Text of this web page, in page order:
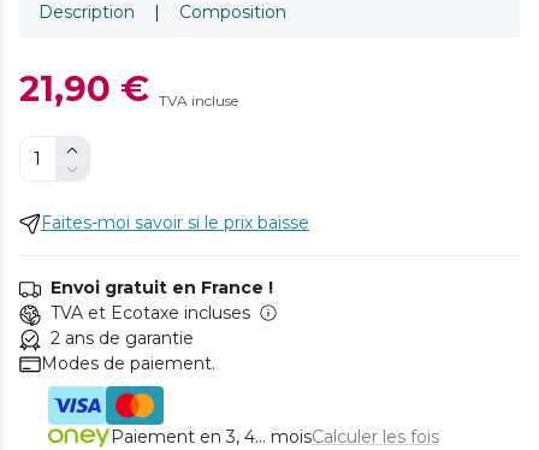
Description | Composition
21,90 € TVA incluse
Faites-moi savoir si le prix baisse
Envoi gratuit en France !
TVA et Ecotaxe incluses
2 ans de garantie
Modes de paiement.
Paiement en 3, 4... moisCalculer les fois